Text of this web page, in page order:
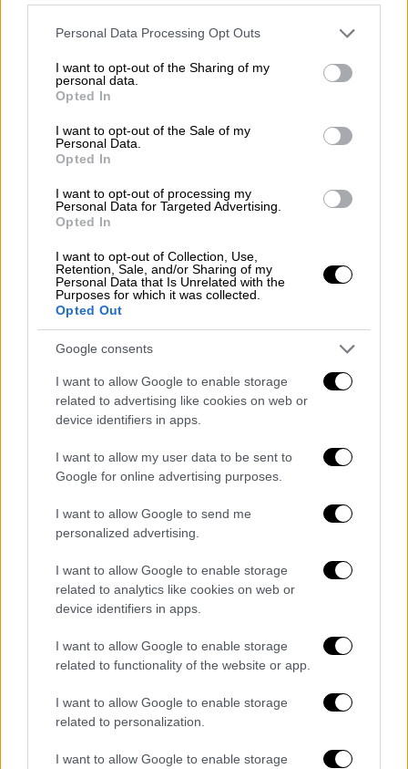
Please note that this website/app uses one or more Google
not limited to your visit or usage behaviour. You may click to
grant or deny consent to Google and its third-party tags to
use your data for below specified purposes in below Google
consent section.
Personal Data Processing Opt Outs
I want to opt-out of the Sharing of my
personal data.
Opted In
I want to opt-out of the Sale of my
Personal Data.
Opted In
I want to opt-out of processing my
Personal Data for Targeted Advertising.
Opted In
I want to opt-out of Collection, Use,
Retention, Sale, and/or Sharing of my
Personal Data that Is Unrelated with the
Purposes for which it was collected.
Opted Out
Google consents
I want to allow Google to enable storage
related to advertising like cookies on web or
device identifiers in apps.
I want to allow my user data to be sent to
Google for online advertising purposes.
I want to allow Google to send me
personalized advertising.
I want to allow Google to enable storage
related to analytics like cookies on web or
device identifiers in apps.
I want to allow Google to enable storage
related to functionality of the website or app.
I want to allow Google to enable storage
related to personalization.
I want to allow Google to enable storage
Νέα θύματα του δικτύου Έπσταϊν στη
Γαλλία: Άνοιξε έρευνα για εμπορία
ανθρώπων
Η Γαλλία ξεκίνησε έρευνα για εμπορία
τελευταίου πακέτου εγγράφων
Κόσμος|07.05.2026 07:41
«Πυρά» Δημοκρατικών κατά του
υπουργού Εμπορίου για την υπόθεση
Έπσταϊν - Ζητούν την παραίτησή του
Το όνομά του εμφανίζεται συχνά σε έγγραφα
του φακέλου Έπσταϊν, όπως
Δικαιοσύνης